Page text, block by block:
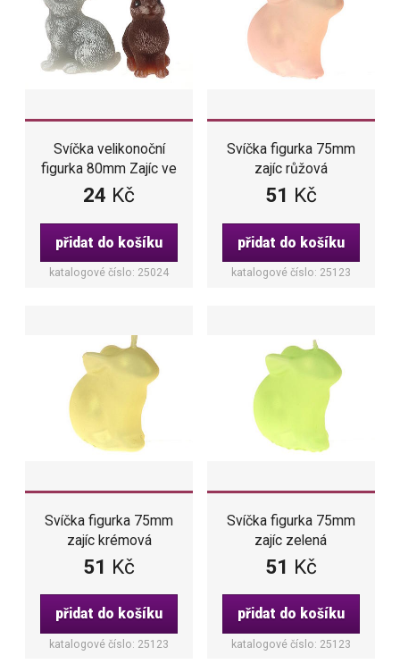
Svíčka velikonoční
figurka 80mm Zajíc ve
2 barvách
24 Kč
přidat do košíku
katalogové číslo: 25024
Svíčka figurka 75mm
zajíc růžová
51 Kč
přidat do košíku
katalogové číslo: 25123
Svíčka figurka 75mm
zajíc krémová
51 Kč
přidat do košíku
katalogové číslo: 25123
Svíčka figurka 75mm
zajíc zelená
51 Kč
přidat do košíku
katalogové číslo: 25123